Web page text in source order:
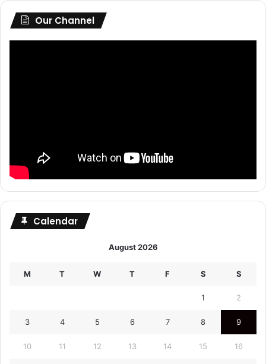
Our Channel
Calendar
August 2026
M T W T F S S
1 2
3 4 5 6 7 8 9
10 11 12 13 14 15 16